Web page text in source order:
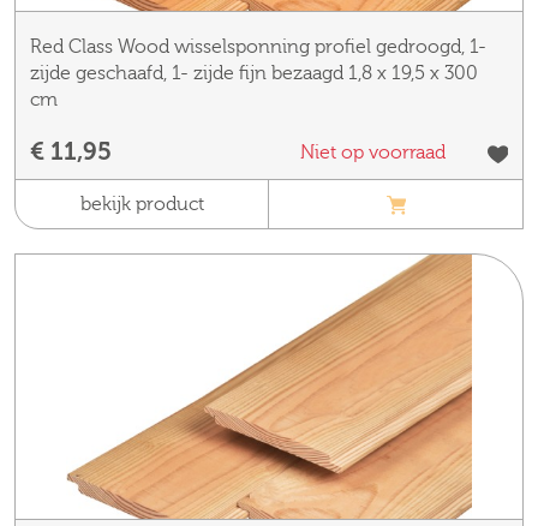
Red Class Wood wisselsponning profiel gedroogd, 1-
zijde geschaafd, 1- zijde fijn bezaagd 1,8 x 19,5 x 300
cm
€ 11,95 Niet op voorraad
bekijk product